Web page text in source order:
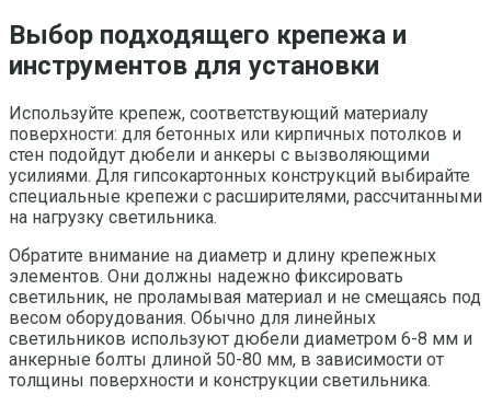
Выбор подходящего крепежа и
инструментов для установки
Используйте крепеж, соответствующий материалу
поверхности: для бетонных или кирпичных потолков и
стен подойдут дюбели и анкеры с вызволяющими
усилиями. Для гипсокартонных конструкций выбирайте
специальные крепежи с расширителями, рассчитанными
на нагрузку светильника.
Обратите внимание на диаметр и длину крепежных
элементов. Они должны надежно фиксировать
светильник, не проламывая материал и не смещаясь под
весом оборудования. Обычно для линейных
светильников используют дюбели диаметром 6-8 мм и
анкерные болты длиной 50-80 мм, в зависимости от
толщины поверхности и конструкции светильника.